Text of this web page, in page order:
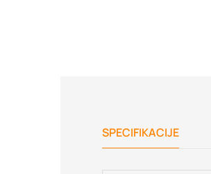
SPECIFIKACIJE